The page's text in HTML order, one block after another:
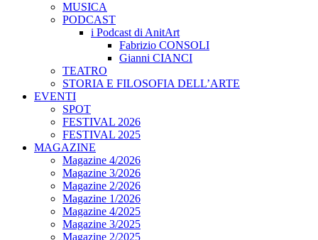
MUSICA
PODCAST
i Podcast di AnitArt
Fabrizio CONSOLI
Gianni CIANCI
TEATRO
STORIA E FILOSOFIA DELL’ARTE
EVENTI
SPOT
FESTIVAL 2026
FESTIVAL 2025
MAGAZINE
Magazine 4/2026
Magazine 3/2026
Magazine 2/2026
Magazine 1/2026
Magazine 4/2025
Magazine 3/2025
Magazine 2/2025